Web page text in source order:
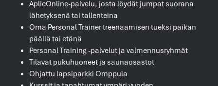
AplicOnline-palvelu, josta löydät jumpat suorana
lähetyksenä tai tallenteina
Oma Personal Trainer treenaamisen tueksi paikan
päällä tai etänä
Personal Training -palvelut ja valmennusryhmät
Tilavat pukuhuoneet ja saunaosastot
Ohjattu lapsiparkki Omppula